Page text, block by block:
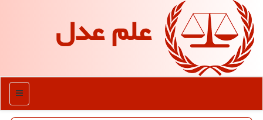
علم عدل
منو